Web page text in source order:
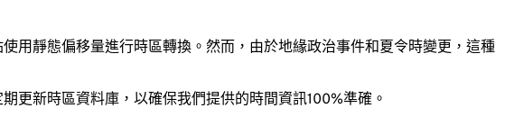
用靜態偏移量進行時區轉換。然而，由於地緣政治事件和夏令時變更，這種
更新時區資料庫，以確保我們提供的時間資訊100%準確。